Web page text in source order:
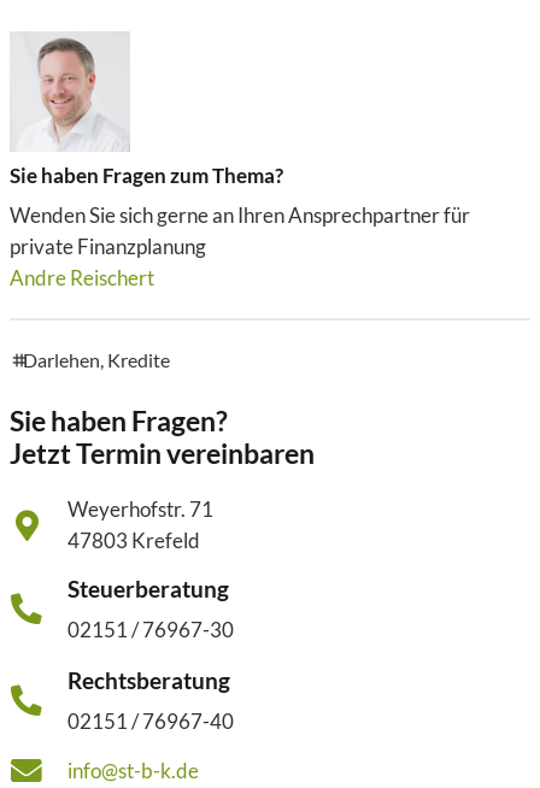
Sie haben Fragen zum Thema?
Wenden Sie sich gerne an Ihren Ansprechpartner für
private Finanzplanung
Andre Reischert
tags
Darlehen, Kredite
Sie haben Fragen?
Jetzt Termin vereinbaren
Weyerhofstr. 71
47803 Krefeld
Steuerberatung
02151 / 76967-30
Rechtsberatung
02151 / 76967-40
info@st-b-k.de